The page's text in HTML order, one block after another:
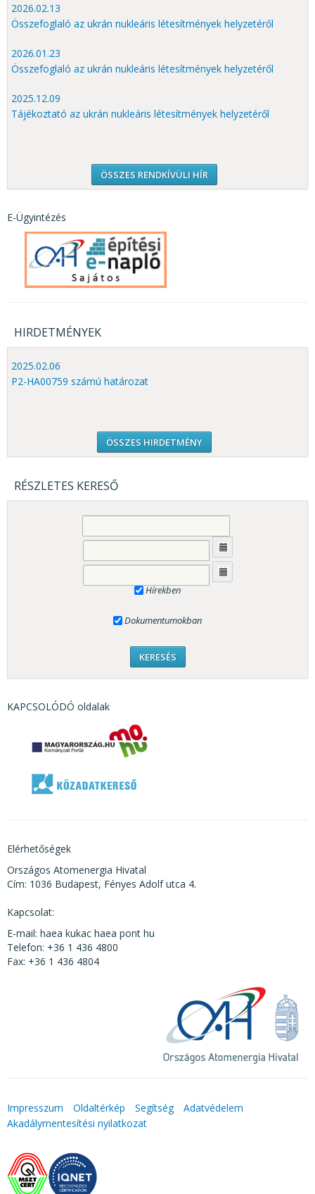
2026.02.13
Összefoglaló az ukrán nukleáris létesítmények helyzetéről
2026.01.23
Összefoglaló az ukrán nukleáris létesítmények helyzetéről
2025.12.09
Tájékoztató az ukrán nukleáris létesítmények helyzetéről
ÖSSZES RENDKÍVÜLI HÍR
E-Ügyintézés
HIRDETMÉNYEK
2025.02.06
P2-HA00759 számú határozat
ÖSSZES HIRDETMÉNY
RÉSZLETES KERESŐ
Hírekben
Dokumentumokban
KAPCSOLÓDÓ oldalak
Elérhetőségek
Országos Atomenergia Hivatal
Cím: 1036 Budapest, Fényes Adolf utca 4.
Kapcsolat:
E-mail: haea kukac haea pont hu
Telefon: +36 1 436 4800
Fax: +36 1 436 4804
Impresszum Oldaltérkép Segítség
Adatvédelem
Akadálymentesítési nyilatkozat